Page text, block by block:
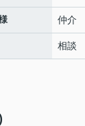
仲介
相談